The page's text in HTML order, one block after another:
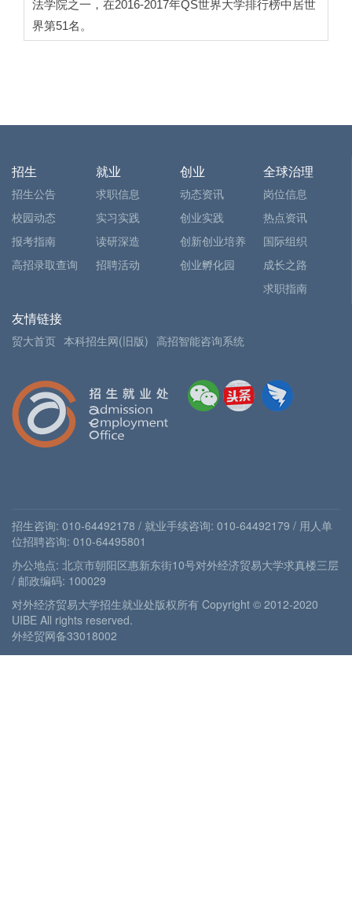
法学院之一，在2016-2017年QS世界大学排行榜中居世
界第51名。
招生
招生公告
校园动态
报考指南
高招录取查询
就业
求职信息
实习实践
读研深造
招聘活动
创业
动态资讯
创业实践
创新创业培养
创业孵化园
全球治理
岗位信息
热点资讯
国际组织
成长之路
求职指南
友情链接
贸大首页 本科招生网(旧版) 高招智能咨询系统
招生咨询: 010-64492178 / 就业手续咨询: 010-64492179 / 用人单
位招聘咨询: 010-64495801
办公地点: 北京市朝阳区惠新东街10号对外经济贸易大学求真楼三层
/ 邮政编码: 100029
对外经济贸易大学招生就业处版权所有 Copyright © 2012-2020
UIBE All rights reserved.
外经贸网备33018002